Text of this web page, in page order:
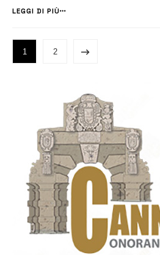
insediato stabilmente nel Mediterraneo,
LEGGI DI PIÙ
1 2